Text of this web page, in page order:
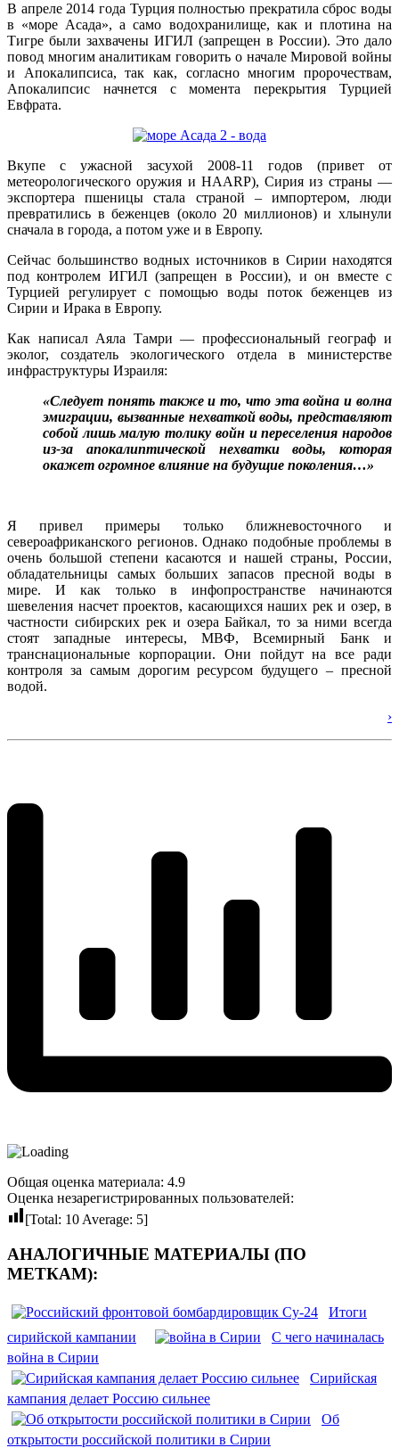
В апреле 2014 года Турция полностью прекратила сброс воды
в «море Асада», а само водохранилище, как и плотина на
Тигре были захвачены ИГИЛ (запрещен в России). Это дало
повод многим аналитикам говорить о начале Мировой войны
и Апокалипсиса, так как, согласно многим пророчествам,
Апокалипсис начнется с момента перекрытия Турцией
Евфрата.
Вкупе с ужасной засухой 2008-11 годов (привет от
метеорологического оружия и HAARP), Сирия из страны —
экспортера пшеницы стала страной – импортером, люди
превратились в беженцев (около 20 миллионов) и хлынули
сначала в города, а потом уже и в Европу.
Сейчас большинство водных источников в Сирии находятся
под контролем ИГИЛ (запрещен в России), и он вместе с
Турцией регулирует с помощью воды поток беженцев из
Сирии и Ирака в Европу.
Как написал Аяла Тамри — профессиональный географ и
эколог, создатель экологического отдела в министерстве
инфраструктуры Израиля:
«Следует понять также и то, что эта война и волна
эмиграции, вызванные нехваткой воды, представляют
собой лишь малую толику войн и переселения народов
из-за апокалиптической нехватки воды, которая
окажет огромное влияние на будущие поколения…»
Я привел примеры только ближневосточного и
североафриканского регионов. Однако подобные проблемы в
очень большой степени касаются и нашей страны, России,
обладательницы самых больших запасов пресной воды в
мире. И как только в инфопространстве начинаются
шевеления насчет проектов, касающихся наших рек и озер, в
частности сибирских рек и озера Байкал, то за ними всегда
стоят западные интересы, МВФ, Всемирный Банк и
транснациональные корпорации. Они пойдут на все ради
контроля за самым дорогим ресурсом будущего – пресной
водой.
›
Общая оценка материала: 4.9
Оценка незарегистрированных пользователей:
[Total: 10 Average: 5]
АНАЛОГИЧНЫЕ МАТЕРИАЛЫ (ПО
МЕТКАМ):
Итоги
сирийской кампании
С чего начиналась
война в Сирии
Сирийская
кампания делает Россию сильнее
Об
открытости российской политики в Сирии